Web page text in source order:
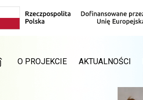
GŁÓWNA
O PROJEKCIE AKTUALNOŚCI